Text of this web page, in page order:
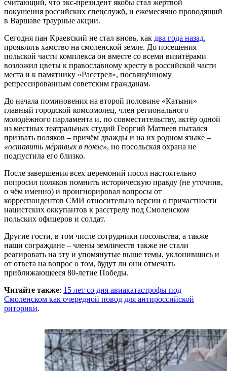
считающий, что экс-президент якобы стал жертвой
покушения российских спецслужб, и ежемесячно проводящий
в Варшаве траурные акции.
Сегодня пан Краевский не стал вновь, как два года назад,
проявлять хамство на смоленской земле. До посещения
польской части комплекса он вместе со всеми визитёрами
возложил цветы к православному кресту в российской части
места и к памятнику «Расстрел», посвящённому
репрессированным советским гражданам.
До начала поминовения на второй половине «Катыни»
главный городской комсомолец, член регионального
молодёжного парламента и, по совместительству, актёр одной
из местных театральных студий Георгий Матвеев пытался
призвать поляков – причём дважды и на их родном языке –
«оставить мёртвых в покое», но посольская охрана не
подпустила его близко.
После завершения всех церемоний посол настоятельно
попросил поляков помнить историческую правду (не уточнив,
о чём именно) и проигнорировал вопросы от
корреспондентов СМИ относительно версии о причастности
нацистских оккупантов к расстрелу под Смоленском
польских офицеров и солдат.
Другие гости, в том числе сотрудники посольства, а также
наши сограждане – члены землячеств также не стали
реагировать на эту и упомянутые выше темы, уклонившись и
от ответа на вопрос о том, будут ли они отмечать
приближающееся 80-летие Победы.
Читайте также: 15 лет со дня авиакатастрофы под
Смоленском как очередной повод для антироссийской
риторики.